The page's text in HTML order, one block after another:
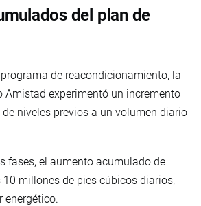
del plan de
de reacondicionamiento, la
Amistad experimentó un incremento
niveles previos a un volumen diario
fases, el aumento acumulado de
millones de pies cúbicos diarios,
energético.